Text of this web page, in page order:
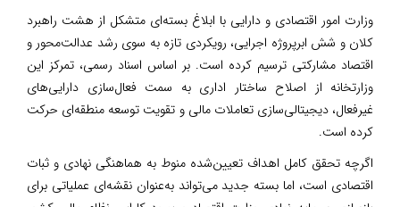
وزارت امور اقتصادی و دارایی با ابلاغ بسته‌ای متشکل از هشت راهبرد
کلان و شش ابرپروژه اجرایی، رویکردی تازه به سوی رشد عدالت‌محور و
اقتصاد مشارکتی ترسیم کرده است. بر اساس اسناد رسمی، تمرکز این
وزارتخانه از اصلاح ساختار اداری به سمت فعال‌سازی دارایی‌های
غیرفعال، دیجیتالی‌سازی تعاملات مالی و تقویت توسعه منطقه‌ای حرکت
کرده است.
اگرچه تحقق کامل اهداف تعیین‌شده منوط به هماهنگی نهادی و ثبات
اقتصادی است، اما بسته جدید می‌تواند به‌عنوان نقشه‌ای عملیاتی برای